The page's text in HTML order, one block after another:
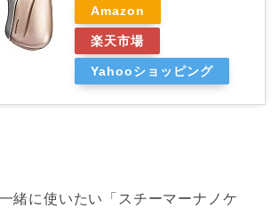
Amazon
楽天市場
Yahooショッピング
緒に使いたい「スチーマーナノケ